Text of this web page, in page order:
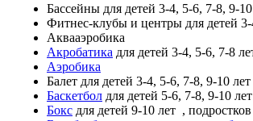
Бассейны для детей 3-4, 5-6, 7-8, 9-
Фитнес-клубы и центры для детей
Аквааэробика
Акробатика для детей 3-4, 5-6, 7-8
Аэробика
Балет для детей 3-4, 5-6, 7-8, 9-10 лет
Баскетбол для детей 5-6, 7-8, 9-10 лет
Бокс для детей 9-10 лет ,